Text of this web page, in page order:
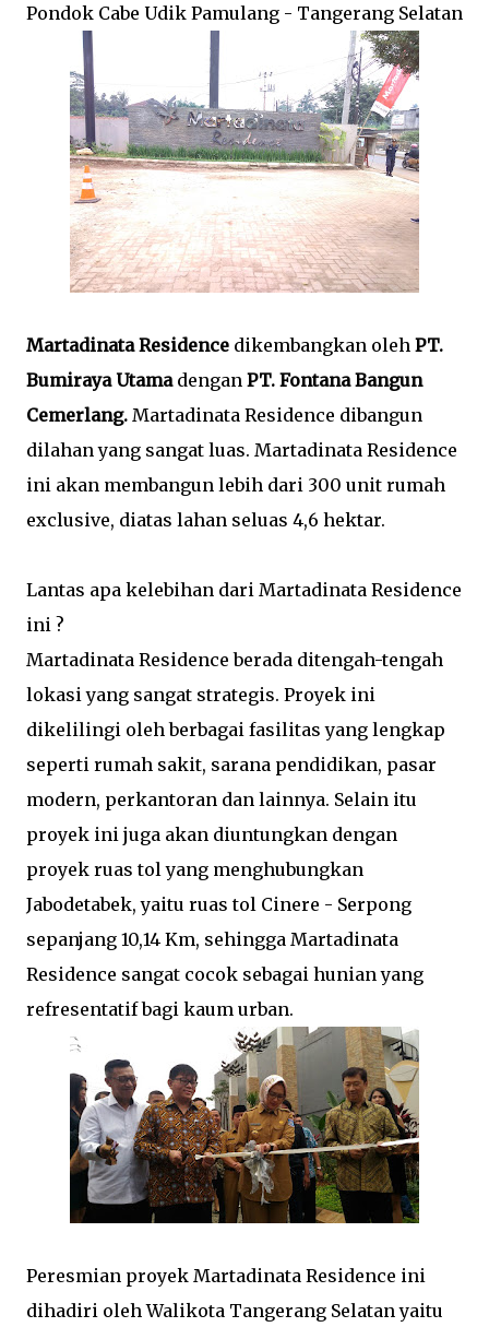
Pondok Cabe Udik Pamulang - Tangerang Selatan
Martadinata Residence dikembangkan oleh PT.
Bumiraya Utamadengan PT. Fontana Bangun
Cemerlang. Martadinata Residence dibangun
dilahan yang sangat luas. Martadinata Residence
ini akan membangun lebih dari 300 unit rumah
exclusive, diatas lahan seluas 4,6 hektar.
Lantas apa kelebihan dari Martadinata Residence
ini ?
Martadinata Residence berada ditengah-tengah
lokasi yang sangat strategis. Proyek ini
dikelilingi oleh berbagai fasilitas yang lengkap
seperti rumah sakit, sarana pendidikan, pasar
modern, perkantoran dan lainnya. Selain itu
proyek ini juga akan diuntungkan dengan
proyek ruas tol yang menghubungkan
Jabodetabek, yaitu ruas tol Cinere - Serpong
sepanjang 10,14 Km, sehingga Martadinata
Residence sangat cocok sebagai hunian yang
refresentatif bagi kaum urban.
Peresmian proyek Martadinata Residence ini
dihadiri oleh Walikota Tangerang Selatan yaitu